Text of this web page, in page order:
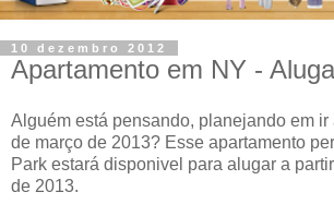
10 dezembro 2012
Apartamento em NY -
Alguém está pensando, planejando em ir
de março de 2013? Esse apartamento
Park estará disponivel para alugar a
de 2013.